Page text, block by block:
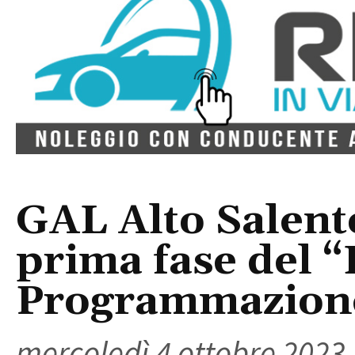
GAL Alto
prima fase del